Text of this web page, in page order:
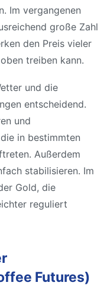
Im vergangenen
große Zahl
den Preis vieler
treiben kann.
und die
entscheidend.
und
in bestimmten
Außerdem
stabilisieren. Im
Gold, die
reguliert
Futures)